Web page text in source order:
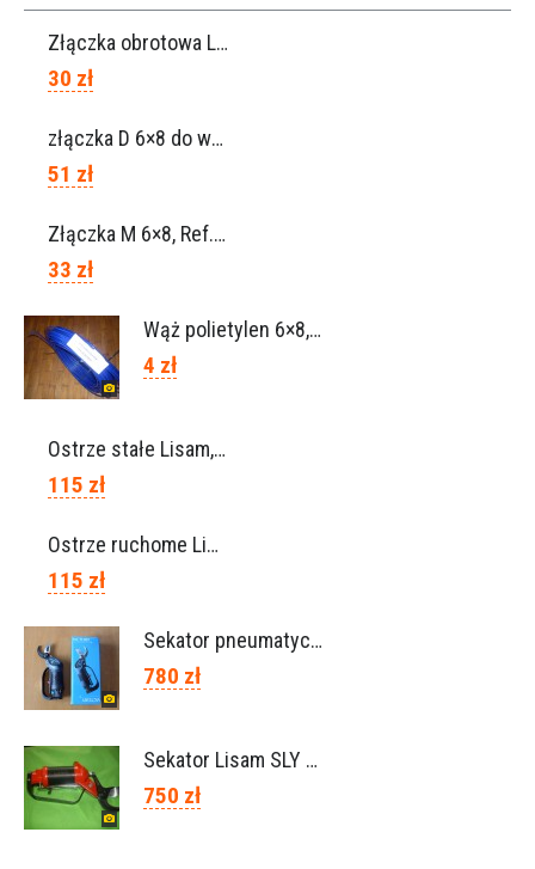
Złączka obrotowa Lisam do węża 6×8 / Ref. 0160.0100
30 zł
złączka D 6×8 do węża, Ref. 0113.0106
51 zł
Złączka M 6×8, Ref. 0115.0102
33 zł
Wąż polietylen 6×8, Ref.0120.0203
4 zł
Ostrze stałe Lisam, Ref. A1206
115 zł
Ostrze ruchome Lisam, Ref. A1208
115 zł
Sekator pneumatyczny VICTORY (Campagnola Włochy)
780 zł
Sekator Lisam SLY / przedłużki 0,5m 1m (Włochy)
750 zł